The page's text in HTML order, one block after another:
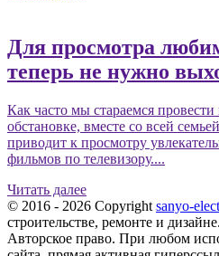
Для просмотра
теперь не нужно
Как часто мы стараемся
обстановке, вместе со всей
приводит к просмотру
фильмов по телевизору....
Читать далее
© 2016 - 2026 Copyright sanyo-
строительстве, ремонте и дизайне.
Авторское право. При любом